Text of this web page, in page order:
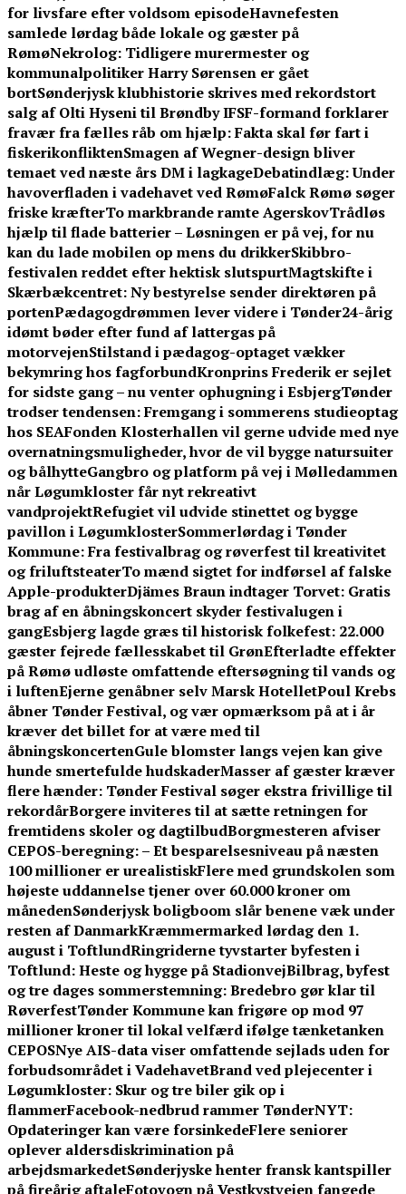
for livsfare efter voldsom episodeHavnefesten
samlede lørdag både lokale og gæster på
RømøNekrolog: Tidligere murermester og
kommunalpolitiker Harry Sørensen er gået
bortSønderjysk klubhistorie skrives med rekordstort
salg af Olti Hyseni til Brøndby IFSF-formand forklarer
fravær fra fælles råb om hjælp: Fakta skal før fart i
fiskerikonfliktenSmagen af Wegner-design bliver
temaet ved næste års DM i lagkageDebatindlæg: Under
havoverfladen i vadehavet ved RømøFalck Rømø søger
friske kræfterTo markbrande ramte AgerskovTrådløs
hjælp til flade batterier – Løsningen er på vej, for nu
kan du lade mobilen op mens du drikkerSkibbro-
festivalen reddet efter hektisk slutspurtMagtskifte i
Skærbækcentret: Ny bestyrelse sender direktøren på
portenPædagogdrømmen lever videre i Tønder24-årig
idømt bøder efter fund af lattergas på
motorvejenStilstand i pædagog-optaget vækker
bekymring hos fagforbundKronprins Frederik er sejlet
for sidste gang – nu venter ophugning i EsbjergTønder
trodser tendensen: Fremgang i sommerens studieoptag
hos SEAFonden Klosterhallen vil gerne udvide med nye
overnatningsmuligheder, hvor de vil bygge natursuiter
og bålhytteGangbro og platform på vej i Mølledammen
når Løgumkloster får nyt rekreativt
vandprojektRefugiet vil udvide stinettet og bygge
pavillon i LøgumklosterSommerlørdag i Tønder
Kommune: Fra festivalbrag og røverfest til kreativitet
og friluftsteaterTo mænd sigtet for indførsel af falske
Apple-produkterDjämes Braun indtager Torvet: Gratis
brag af en åbningskoncert skyder festivalugen i
gangEsbjerg lagde græs til historisk folkefest: 22.000
gæster fejrede fællesskabet til GrønEfterladte effekter
på Rømø udløste omfattende eftersøgning til vands og
i luftenEjerne genåbner selv Marsk HotelletPoul Krebs
åbner Tønder Festival, og vær opmærksom på at i år
kræver det billet for at være med til
åbningskoncertenGule blomster langs vejen kan give
hunde smertefulde hudskaderMasser af gæster kræver
flere hænder: Tønder Festival søger ekstra frivillige til
rekordårBorgere inviteres til at sætte retningen for
fremtidens skoler og dagtilbudBorgmesteren afviser
CEPOS-beregning: – Et besparelsesniveau på næsten
100 millioner er urealistiskFlere med grundskolen som
højeste uddannelse tjener over 60.000 kroner om
månedenSønderjysk boligboom slår benene væk under
resten af DanmarkKræmmermarked lørdag den 1.
august i ToftlundRingriderne tyvstarter byfesten i
Toftlund: Heste og hygge på StadionvejBilbrag, byfest
og tre dages sommerstemning: Bredebro gør klar til
RøverfestTønder Kommune kan frigøre op mod 97
millioner kroner til lokal velfærd ifølge tænketanken
CEPOSNye AIS-data viser omfattende sejlads uden for
forbudsområdet i VadehavetBrand ved plejecenter i
Løgumkloster: Skur og tre biler gik op i
flammerFacebook-nedbrud rammer TønderNYT:
Opdateringer kan være forsinkedeFlere seniorer
oplever aldersdiskrimination på
arbejdsmarkedetSønderjyske henter fransk kantspiller
på fireårig aftaleFotovogn på Vestkystvejen fangede